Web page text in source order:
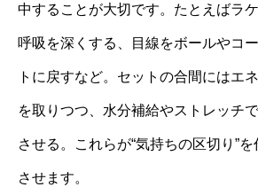
中することが大切です。たとえばラ
呼吸を深くする、目線をボールやコ
トに戻すなど。セットの合間にはエ
を取りつつ、水分補給やストレッチ
させる。これらが“気持ちの区切り”
させます。